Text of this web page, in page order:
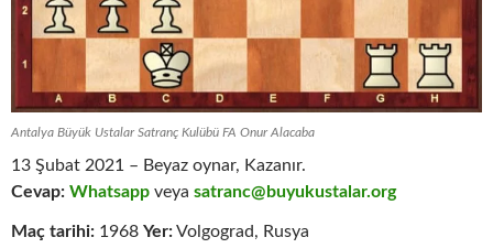
Antalya Büyük Ustalar Satranç Kulübü FA Onur Alacaba
13 Şubat 2021 – Beyaz oynar, Kazanır.
Cevap: Whatsapp veya satranc@buyukustalar.org
Maç tarihi: 1968 Yer:Volgograd, Rusya